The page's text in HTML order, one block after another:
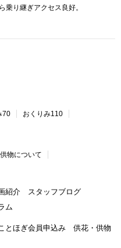
乗り継ぎアクセス良好。
70 おくりみ110
物について
紹介
スタッフブログ
ム
とほぎ会員申込み
供花・供物